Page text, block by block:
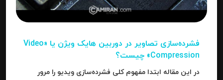
فشرده‌سازی تصاویر در دوربین‌ هایک ویژن یا «Video
Compression» چیست؟
در این مقاله ابتدا مفهوم کلی فشرده‌سازی ویدیو را مرور